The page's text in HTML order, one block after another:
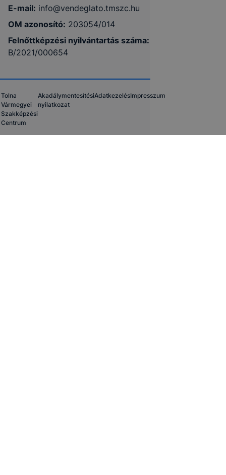
E-mail: info@vendeglato.tmszc.hu
OM azonosító: 203054/014
Felnőttképzési nyilvántartás száma:
B/2021/000654
Tolna
Vármegyei
Szakképzési
Centrum
Akadálymentesítési
nyilatkozat
AdatkezelésImpresszum